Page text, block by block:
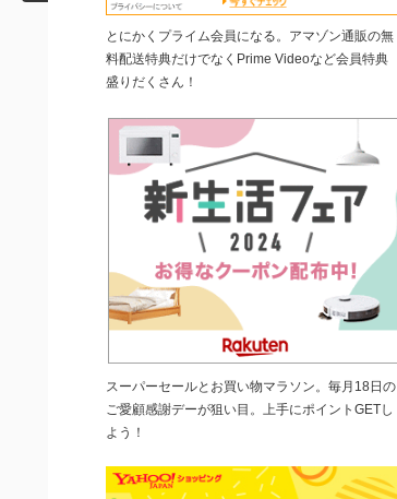
とにかくプライム会員になる。アマゾン通販の無
料配送特典だけでなくPrime Videoなど会員特典
盛りだくさん！
スーパーセールとお買い物マラソン。毎月18日の
ご愛顧感謝デーが狙い目。上手にポイントGETし
よう！